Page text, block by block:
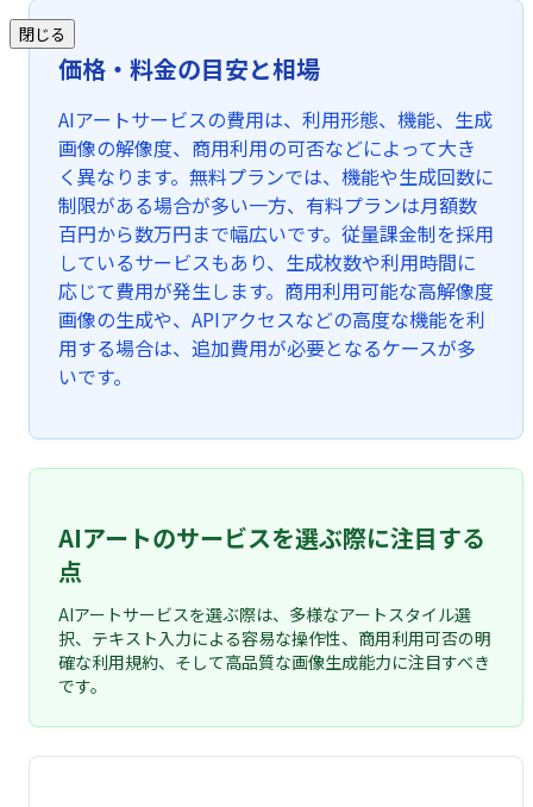
閉じる
価格・料金の目安と相場
AIアートサービスの費用は、利用形態、機能、生成
画像の解像度、商用利用の可否などによって大き
く異なります。無料プランでは、機能や生成回数に
制限がある場合が多い一方、有料プランは月額数
百円から数万円まで幅広いです。従量課金制を採用
しているサービスもあり、生成枚数や利用時間に
応じて費用が発生します。商用利用可能な高解像度
画像の生成や、APIアクセスなどの高度な機能を利
用する場合は、追加費用が必要となるケースが多
いです。
AIアートのサービスを選ぶ際に注目する
点
AIアートサービスを選ぶ際は、多様なアートスタイル選
択、テキスト入力による容易な操作性、商用利用可否の明
確な利用規約、そして高品質な画像生成能力に注目すべき
です。